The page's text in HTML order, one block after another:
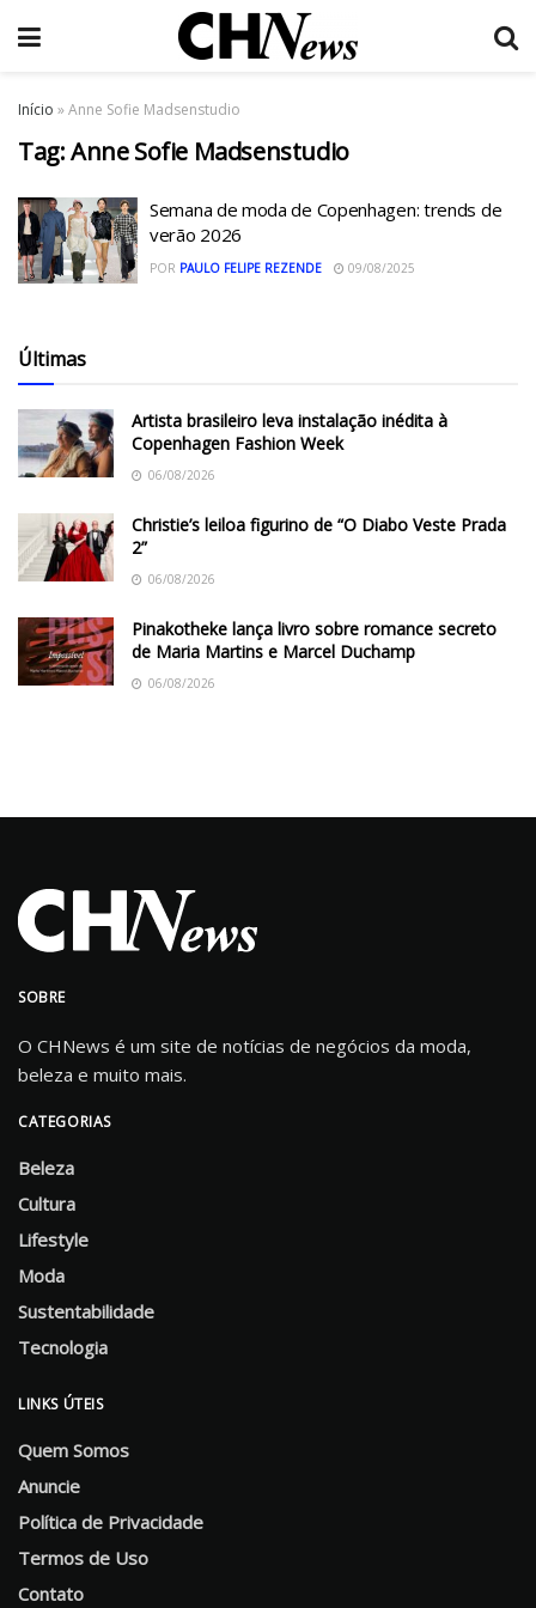
Início »Anne Sofie Madsenstudio
Tag:Anne Sofie Madsenstudio
Semana de moda de Copenhagen: trends de
verão 2026
POR PAULO FELIPE REZENDE 09/08/2025
Últimas
Artista brasileiro leva instalação inédita à
Copenhagen Fashion Week
06/08/2026
Christie’s leiloa figurino de “O Diabo Veste Prada
2”
06/08/2026
Pinakotheke lança livro sobre romance secreto
de Maria Martins e Marcel Duchamp
06/08/2026
SOBRE
O CHNews é um site de notícias de negócios da moda,
beleza e muito mais.
CATEGORIAS
Beleza
Cultura
Lifestyle
Moda
Sustentabilidade
Tecnologia
LINKS ÚTEIS
Quem Somos
Anuncie
Política de Privacidade
Termos de Uso
Contato